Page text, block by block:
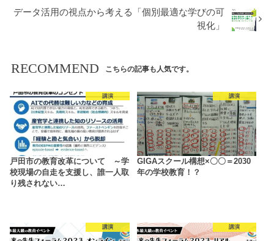
データ活用の視点から考える「個別最適な学びの可
視化」
RECOMMEND こちらの記事も人気です。
講演
戸田市の教育改革について ～学
校現場の自走を支援し、誰一人取
り残されない…
講演
GIGAスクール構想×〇〇＝2030
年の学校教育！？
講演 講演